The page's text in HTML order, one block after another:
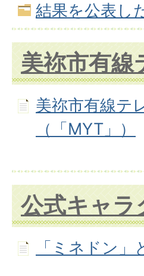
結果を公表し
美祢市有
美祢市有線テ
（「MYT」）
公式キャラ
「ミネドン」